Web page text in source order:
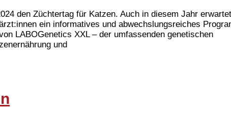
den Züchtertag für Katzen. Auch in diesem Jahr
ein informatives und abwechslungsreiches
LABOGenetics XXL – der umfassenden genetischen
und